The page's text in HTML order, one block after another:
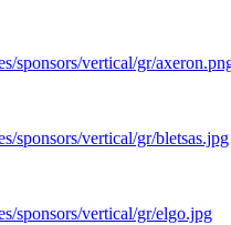
sponsors/vertical/gr/
sponsors/vertical/gr/bletsas.jpg
sponsors/vertical/gr/elgo.jpg